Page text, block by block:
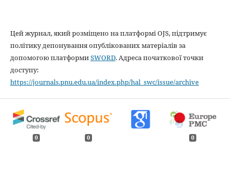
Цей журнал, який розміщено на платформі OJS, підтримує
політику депонування опублікованих матеріалів за
допомогою платформиSWORD. Адреса початкової точки
доступу:
https://journals.pnu.edu.ua/index.php/hal_swc/issue/archive
0 0 0